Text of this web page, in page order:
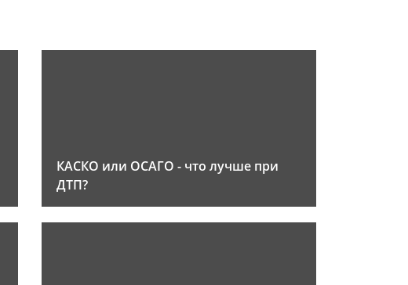
КАСКО или ОСАГО - что лучше при
ДТП?